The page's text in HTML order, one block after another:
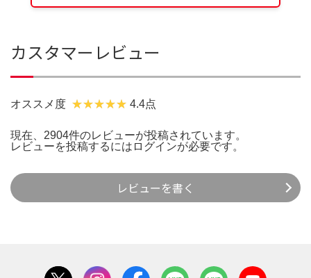
カスタマーレビュー
オススメ度 4.4点
現在、2904件のレビューが投稿されています。
レビューを投稿するには ログインが必要です。
レビューを書く